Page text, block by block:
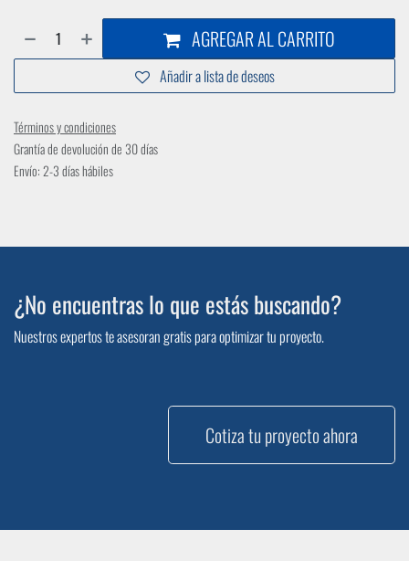
AGREGAR AL CARRITO
Añadir a lista de deseos
Términos y condiciones
Grantía de devolución de 30 días
Envío: 2-3 días hábiles
¿No encuentras lo que estás buscando?
Nuestros expertos te asesoran gratis para optimizar tu proyecto.
Cotiza tu proyecto ahora